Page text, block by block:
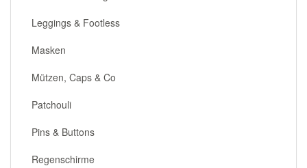
Leggings & Footless
Masken
Mützen, Caps & Co
Patchouli
Pins & Buttons
Regenschirme